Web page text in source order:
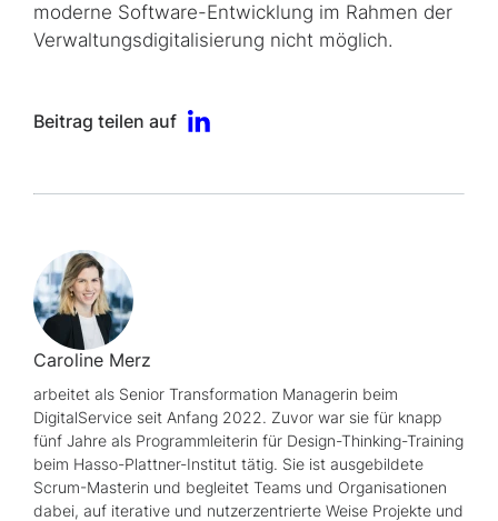
moderne Software-Entwicklung im Rahmen der
Verwaltungsdigitalisierung nicht möglich.
Beitrag teilen auf
Caroline Merz
arbeitet als Senior Transformation Managerin beim
DigitalService seit Anfang 2022. Zuvor war sie für knapp
fünf Jahre als Programmleiterin für Design-Thinking-Training
beim Hasso-Plattner-Institut tätig. Sie ist ausgebildete
Scrum-Masterin und begleitet Teams und Organisationen
dabei, auf iterative und nutzerzentrierte Weise Projekte und